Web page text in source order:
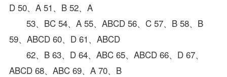
D 50、A 51、B 52、A
53、BC 54、A 55、ABCD 56、C 57、B 58、B
59、ABCD 60、D 61、ABCD
62、B 63、D 64、ABC 65、ABCD 66、D 67、
ABCD 68、ABC 69、A 70、B